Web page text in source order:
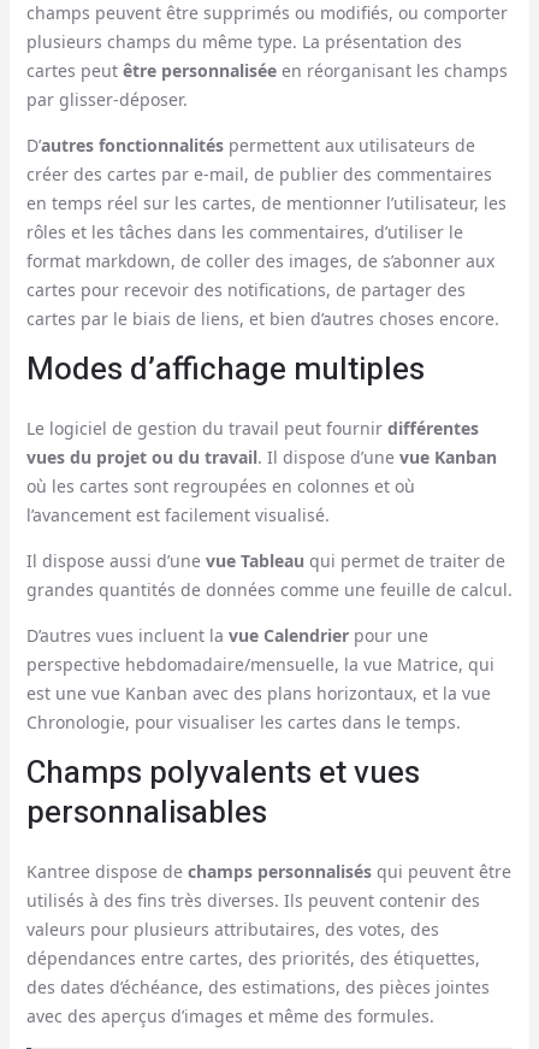
champs peuvent être supprimés ou modifiés, ou comporter
plusieurs champs du même type. La présentation des
cartes peut être personnaliséeen réorganisant les champs
par glisser-déposer.
D’autres fonctionnalitéspermettent aux utilisateurs de
créer des cartes par e-mail, de publier des commentaires
en temps réel sur les cartes, de mentionner l’utilisateur, les
rôles et les tâches dans les commentaires, d’utiliser le
format markdown, de coller des images, de s’abonner aux
cartes pour recevoir des notifications, de partager des
cartes par le biais de liens, et bien d’autres choses encore.
Modes d’affichage multiples
Le logiciel de gestion du travail peut fournir différentes
vues du projet ou du travail. Il dispose d’une vue Kanban
où les cartes sont regroupées en colonnes et où
l’avancement est facilement visualisé.
Il dispose aussi d’une vue Tableau qui permet de traiter de
grandes quantités de données comme une feuille de calcul.
D’autres vues incluent la vue Calendrierpour une
perspective hebdomadaire/mensuelle, la vue Matrice, qui
est une vue Kanban avec des plans horizontaux, et la vue
Chronologie, pour visualiser les cartes dans le temps.
Champs polyvalents et vues
personnalisables
Kantree dispose de champs personnalisésqui peuvent être
utilisés à des fins très diverses. Ils peuvent contenir des
valeurs pour plusieurs attributaires, des votes, des
dépendances entre cartes, des priorités, des étiquettes,
des dates d’échéance, des estimations, des pièces jointes
avec des aperçus d’images et même des formules.